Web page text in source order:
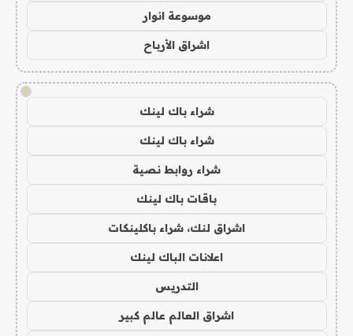
موسوعة انوار
اشراق الأرباح
!
شراء باك لينك
شراء باك لينك
شراء روابط نصية
باقات باك لينك
اشراق لنك، شراء باكلينكات
اعلانات الباك لينك
التدريس
اشراق العالم عالم كبير